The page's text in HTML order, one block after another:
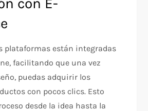
plataformas están integradas
facilitando que una vez
puedas adquirir los
con pocos clics. Esto
desde la idea hasta la